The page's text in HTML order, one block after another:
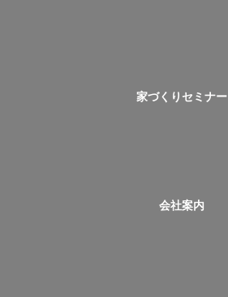
家づくりセミナー
会社案内